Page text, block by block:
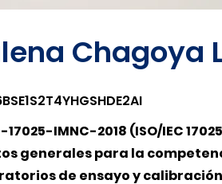
Chagoya
17025-IMNC-2018 (ISO/IEC
generales para la
de ensayo y